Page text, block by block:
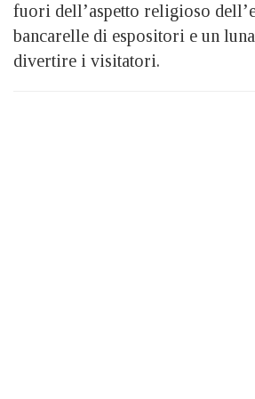
fuori dell’aspetto religioso
bancarelle di espositori e un
divertire i visitatori.